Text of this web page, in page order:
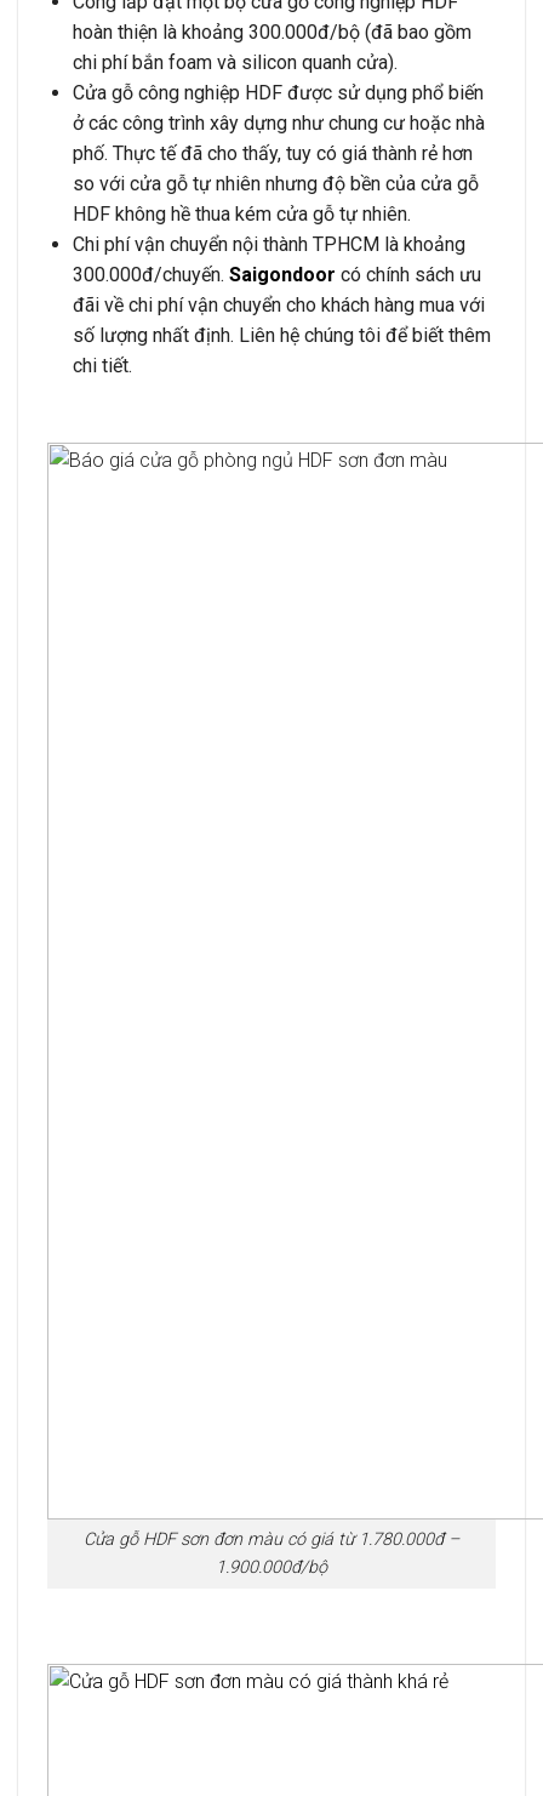
hoàn thiện là khoảng 300.000đ/bộ (đã bao gồm
chi phí bắn foam và silicon quanh cửa).
Cửa gỗ công nghiệp HDF được sử dụng phổ biến
ở các công trình xây dựng như chung cư hoặc nhà
phố. Thực tế đã cho thấy, tuy có giá thành rẻ hơn
so với cửa gỗ tự nhiên nhưng độ bền của cửa gỗ
HDF không hề thua kém cửa gỗ tự nhiên.
Chi phí vận chuyển nội thành TPHCM là khoảng
300.000đ/chuyến. Saigondoor có chính sách ưu
đãi về chi phí vận chuyển cho khách hàng mua với
số lượng nhất định. Liên hệ chúng tôi để biết thêm
chi tiết.
Cửa gỗ HDF sơn đơn màu có giá từ 1.780.000đ –
1.900.000đ/bộ